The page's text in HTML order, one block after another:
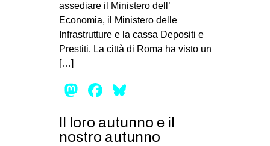
assediare il Ministero dell’
Economia, il Ministero delle
Infrastrutture e la cassa Depositi e
Prestiti. La città di Roma ha visto un
[…]
Mastodon
Facebook
Il loro autunno e il
nostro autunno